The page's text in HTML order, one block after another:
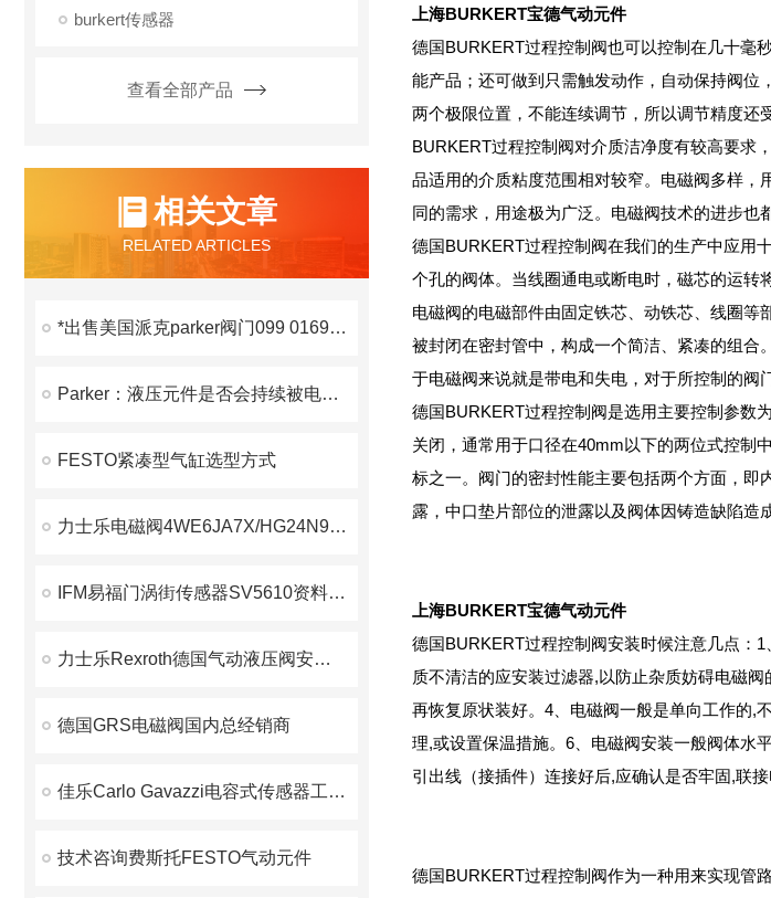
burkert传感器
查看全部产品
相关文章
RELATED ARTICLES
*出售美国派克parker阀门099 0169 900
Parker：液压元件是否会持续被电气所代替？
FESTO紧凑型气缸选型方式
力士乐电磁阀4WE6JA7X/HG24N9K4故障检查修理
IFM易福门涡街传感器SV5610资料下载
力士乐Rexroth德国气动液压阀安装技术
德国GRS电磁阀国内总经销商
佳乐Carlo Gavazzi电容式传感器工作原理
技术咨询费斯托FESTO气动元件
上海BURKERT宝德气动元件
德国BURKERT过程控制阀也可以控制在几十毫
能产品；还可做到只需触发动作，自动保持阀
两个极限位置，不能连续调节，所以调节精度还
BURKERT过程控制阀对介质洁净度有较高要求
品适用的介质粘度范围相对较窄。电磁阀多样，
同的需求，用途极为广泛。电磁阀技术的进步也
德国BURKERT过程控制阀在我们的生产中应用
个孔的阀体。当线圈通电或断电时，磁芯的运转
电磁阀的电磁部件由固定铁芯、动铁芯、线圈
被封闭在密封管中，构成一个简洁、紧凑的组
于电磁阀来说就是带电和失电，对于所控制的阀
德国BURKERT过程控制阀是选用主要控制参数
关闭，通常用于口径在40mm以下的两位式控制
标之一。阀门的密封性能主要包括两个方面，
露，中口垫片部位的泄露以及阀体因铸造缺陷造
上海BURKERT宝德气动元件
德国BURKERT过程控制阀安装时候注意几点：
质不清洁的应安装过滤器,以防止杂质妨碍电磁
再恢复原状装好。4、电磁阀一般是单向工作的,
理,或设置保温措施。6、电磁阀安装一般阀体水
引出线（接插件）连接好后,应确认是否牢固,联
德国BURKERT过程控制阀作为一种用来实现管